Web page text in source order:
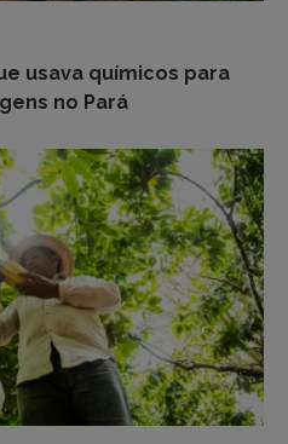
usava químicos para
no Pará